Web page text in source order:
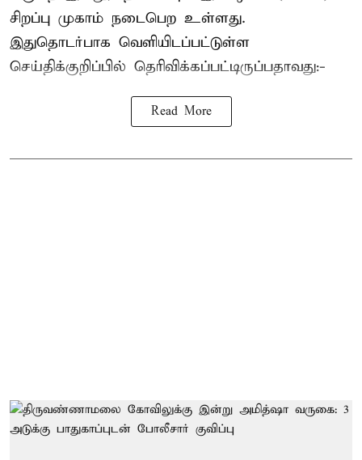
சிறப்பு முகாம் நடைபெற உள்ளது.
இதுதொடர்பாக வெளியிடப்பட்டுள்ள
செய்திக்குறிப்பில் தெரிவிக்கப்பட்டிருப்பதாவது:-
Read More